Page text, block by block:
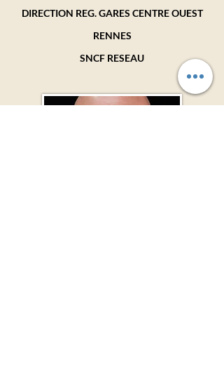
DIRECTION REG. GARES CENTRE OUEST
RENNES
SNCF RESEAU